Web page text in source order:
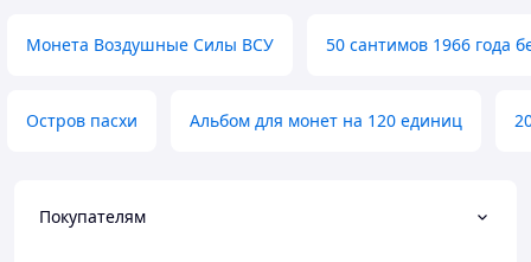
Монета Воздушные Силы ВСУ 50 сантимов 1966 года
Остров пасхи Альбом для монет на 120 единиц
Покупателям